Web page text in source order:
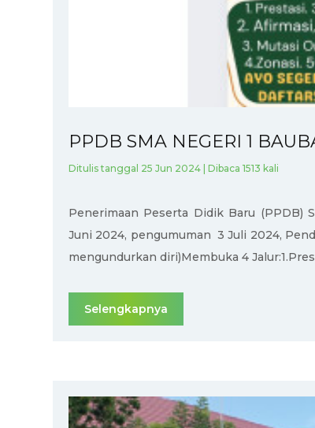
PPDB SMA NEGERI 1
Ditulis tanggal 25 Jun 2024 | Dibaca 1513 kali
Penerimaan Peserta Didik Baru (PPDB)
Juni 2024, pengumuman 3 Juli 2024,
mengundurkan diri)Membuka 4
Selengkapnya